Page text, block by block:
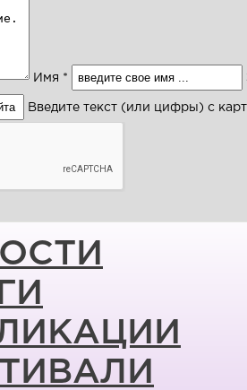
Имя *
Введите текст (или цифры) с